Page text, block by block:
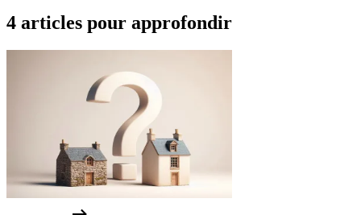
4 articles pour approfondir